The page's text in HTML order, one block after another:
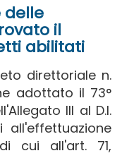
delle
il
abilitati
direttoriale n.
adottato il 73°
III al D.I.
all'effettuazione
cui all'art. 71,